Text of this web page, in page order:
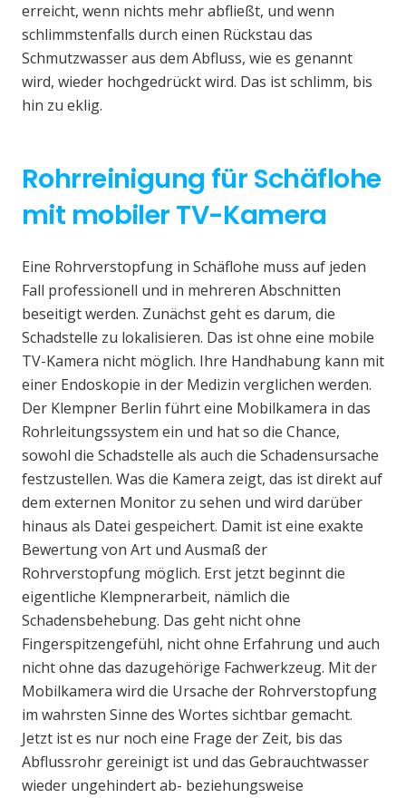
erreicht, wenn nichts mehr abfließt, und wenn
schlimmstenfalls durch einen Rückstau das
Schmutzwasser aus dem Abfluss, wie es genannt
wird, wieder hochgedrückt wird. Das ist schlimm, bis
hin zu eklig.
Rohrreinigung für Schäflohe
mit mobiler TV-Kamera
Eine Rohrverstopfung in Schäflohe muss auf jeden
Fall professionell und in mehreren Abschnitten
beseitigt werden. Zunächst geht es darum, die
Schadstelle zu lokalisieren. Das ist ohne eine mobile
TV-Kamera nicht möglich. Ihre Handhabung kann mit
einer Endoskopie in der Medizin verglichen werden.
Der Klempner Berlin führt eine Mobilkamera in das
Rohrleitungssystem ein und hat so die Chance,
sowohl die Schadstelle als auch die Schadensursache
festzustellen. Was die Kamera zeigt, das ist direkt auf
dem externen Monitor zu sehen und wird darüber
hinaus als Datei gespeichert. Damit ist eine exakte
Bewertung von Art und Ausmaß der
Rohrverstopfung möglich. Erst jetzt beginnt die
eigentliche Klempnerarbeit, nämlich die
Schadensbehebung. Das geht nicht ohne
Fingerspitzengefühl, nicht ohne Erfahrung und auch
nicht ohne das dazugehörige Fachwerkzeug. Mit der
Mobilkamera wird die Ursache der Rohrverstopfung
im wahrsten Sinne des Wortes sichtbar gemacht.
Jetzt ist es nur noch eine Frage der Zeit, bis das
Abflussrohr gereinigt ist und das Gebrauchtwasser
wieder ungehindert ab- beziehungsweise